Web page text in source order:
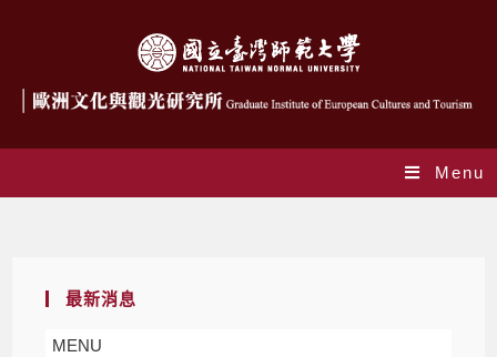
Menu
最新消息
MENU